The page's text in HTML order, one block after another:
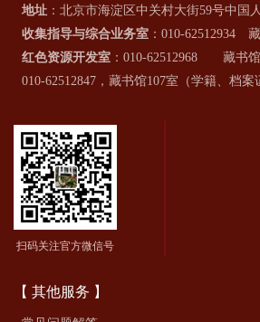
地址 ：北京市海淀区中关村大街59号中国
收集指导与综合业务室 ：010-62512934
红色资源开发室 ：010-62512968 藏
010-62512847，藏书馆107室（学籍、档
扫码关注官方微信号
【 其他服务 】